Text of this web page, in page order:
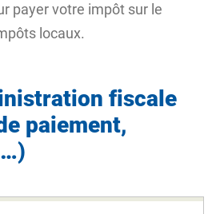
payer votre impôt sur le
locaux.
fiscale
paiement,